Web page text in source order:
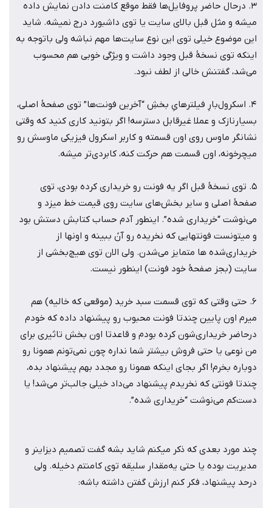
3. درحال حاضر پروفایل‌ها فقط موقع کامنت دادن نمایش داده
میشه و مثل قبل بالای سایت یا توی داشبورد درج نمیشه. شاید
این موضوع خیلی توی این نوع سایت‌ها مهم نباشه ولی باتوجه به
اینکه توی نسخۀ قبل وجود داشت و ویژگی خوبی هم محسوب
می‌شد، گفتنش خالی از لطف نبود.
4. اسکرول‌بارِ فیلترهایِ بخشِ “آخرین فونت‌ها” توی صفحۀ اصلی،
بسیارنازک و عملا غیرقابل دسترسه! اگر بتونید کاری کنید که وقتی
نشانگر ماوس روی اون قسمته و کاربر اسکرول فیزیکی ماوسش رو
میچرخونه، اون قسمت هم حرکت کنه، کابردی‌تر میشه.
5. توی نسخۀ قبل اگر یه فونت رو خریداری کرده بودی، توی
صفحۀ اصلی و سایر بخش‌های سایت روی قیمت خط میزد و
می‌نوشت “خریداری شده”. اینطور آدم حساب کتابش دستش بود
و میتونست فونتهایی که نخریده رو آنً ببینه و اونها از
خریداری‌شده ها متمایز می‌شدن. ولی الان توی هیچ‌بخشی از
سایت (بجز صفحۀ خود فونت) اینطور نیست.
6. حتی وقتی که توی قسمت سبد خرید (موقعی که خالیه) هم
میرم اون پایین چندتا فونت محبوب رو پیشنهاد داده که خودم
درحاضر خریداری‌شون کرده بودم و قاعدتا اون بخش تاثیری برای
من نوعی یا حتی فروش بیشتر شما نداره چون نمی‌تونم همونا رو
دوباره بخرم! اگر بجای اینکه همونا رو مجدد بهم پیشنهاد بده،
چندتا فونتی که نخریدم پیشنهاد می‌داد خیلی جالب‌تر می‌شد! یا
دست‌کم می‌نوشت “خریداری شده”.
چند مورد بعدی که ذکر میکنم شاید بشه گفت تصمیم دیزاینر و
مدیریت بوده یا حتی یه‌مقدار سلیقه توی کامنتم دخیله. ولی
درحد پیشنهاد، فکر کنم ارزش گفتن داشته باشه: